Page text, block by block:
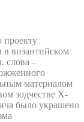
проекту
в византийском
слова –
материалом
зодчестве X-
было украшено